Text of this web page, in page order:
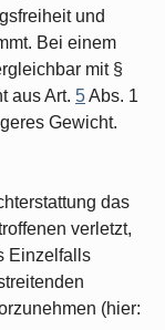
und
Bei einem
mit §
aus Art. 5Abs. 1
Gewicht.
das
verletzt,
Einzelfalls
(hier: